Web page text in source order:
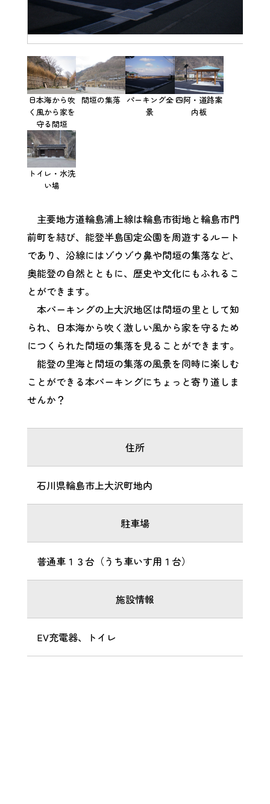
日本海から吹
く風から家を
守る間垣
間垣の集落 パーキング全
景
四阿・道路案
内板
トイレ・水洗
い場
主要地方道輪島浦上線は輪島市街地と輪島市門
前町を結び、能登半島国定公園を周遊するルート
であり、沿線にはゾウゾウ鼻や間垣の集落など、
奥能登の自然とともに、歴史や文化にもふれるこ
とができます。
本パーキングの上大沢地区は間垣の里として知
られ、日本海から吹く激しい風から家を守るため
につくられた間垣の集落を見ることができます。
能登の里海と間垣の集落の風景を同時に楽しむ
ことができる本パーキングにちょっと寄り道しま
せんか？
住所
石川県輪島市上大沢町地内
駐車場
普通車１３台（うち車いす用１台）
施設情報
EV充電器、トイレ